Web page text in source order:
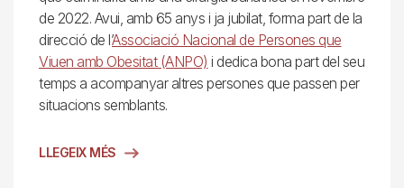
de 2022. Avui, amb 65 anys i ja jubilat, forma part de la
direcció de l’Associació Nacional de Persones que
Viuen amb Obesitat (ANPO) i dedica bona part del seu
temps a acompanyar altres persones que passen per
situacions semblants.
LLEGEIX MÉS